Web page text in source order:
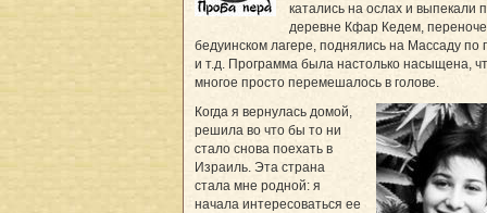
катались на ослах и выпекали
деревне Кфар Кедем,
бедуинском лагере, поднялись на Массаду по
и т.д. Программа была настолько насыщена,
многое просто перемешалось в голове.
Когда я вернулась домой,
решила во что бы то ни
стало снова поехать в
Израиль. Эта страна
стала мне родной: я
начала интересоваться ее